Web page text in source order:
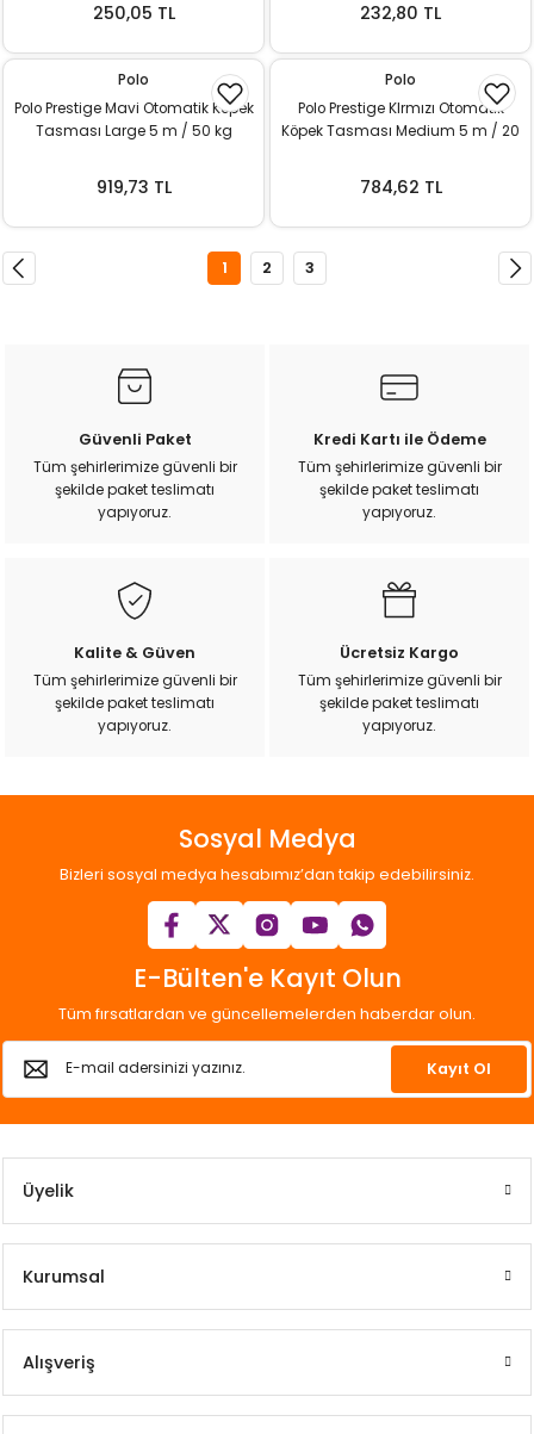
250,05 TL 232,80 TL
Polo
Polo Prestige Mavi Otomatik Köpek
Tasması Large 5 m / 50 kg
919,73 TL
Polo
Polo Prestige KIrmızı Otomatik
Köpek Tasması Medium 5 m / 20
784,62 TL
1 2 3
Güvenli Paket
Tüm şehirlerimize güvenli bir
şekilde paket teslimatı
yapıyoruz.
Kredi Kartı ile Ödeme
Tüm şehirlerimize güvenli bir
şekilde paket teslimatı
yapıyoruz.
Kalite & Güven
Tüm şehirlerimize güvenli bir
şekilde paket teslimatı
yapıyoruz.
Ücretsiz Kargo
Tüm şehirlerimize güvenli bir
şekilde paket teslimatı
yapıyoruz.
Sosyal Medya
Bizleri sosyal medya hesabımız’dan takip edebilirsiniz.
E-Bülten'e Kayıt Olun
Tüm fırsatlardan ve güncellemelerden haberdar olun.
Kayıt Ol
Üyelik
Kurumsal
Alışveriş